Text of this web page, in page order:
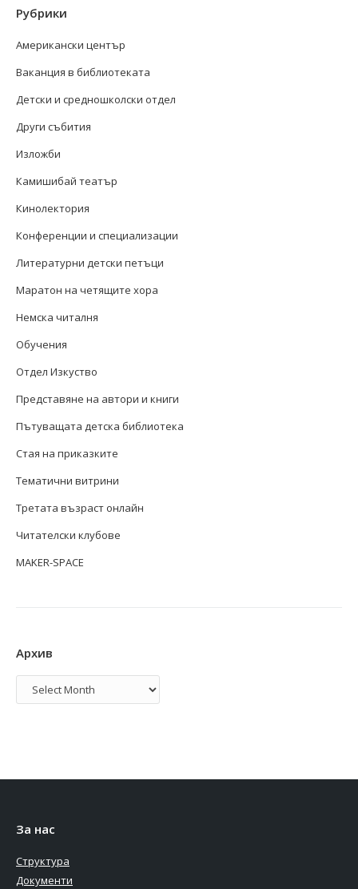
Рубрики
Американски център
Ваканция в библиотеката
Детски и средношколски отдел
Други събития
Изложби
Камишибай театър
Кинолектория
Конференции и специализации
Литературни детски петъци
Маратон на четящите хора
Немска читалня
Обучения
Отдел Изкуство
Представяне на автори и книги
Пътуващата детска библиотека
Стая на приказките
Тематични витрини
Третата възраст онлайн
Читателски клубове
MAKER-SPACE
Архив
Архив
За нас
Структура
Документи